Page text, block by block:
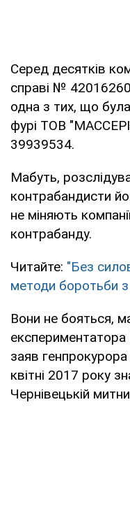
Серед десятків
справі №
одна з тих, що
фурі ТОВ
39939534.
Мабуть,
контрабандисти
не міняють
контрабанду.
Читайте: "Без
методи боротьби
Вони не бояться,
експериментатора
заяв
квітні 2017 року
Чернівецькій